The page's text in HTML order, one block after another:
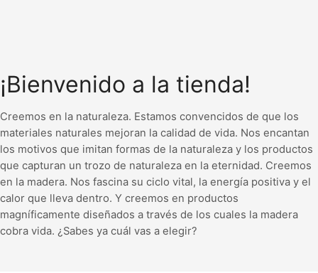
¡Bienvenido a la tienda!
Creemos en la naturaleza. Estamos convencidos de que los
materiales naturales mejoran la calidad de vida. Nos encantan
los motivos que imitan formas de la naturaleza y los productos
que capturan un trozo de naturaleza en la eternidad. Creemos
en la madera. Nos fascina su ciclo vital, la energía positiva y el
calor que lleva dentro. Y creemos en productos
magníficamente diseñados a través de los cuales la madera
cobra vida. ¿Sabes ya cuál vas a elegir?